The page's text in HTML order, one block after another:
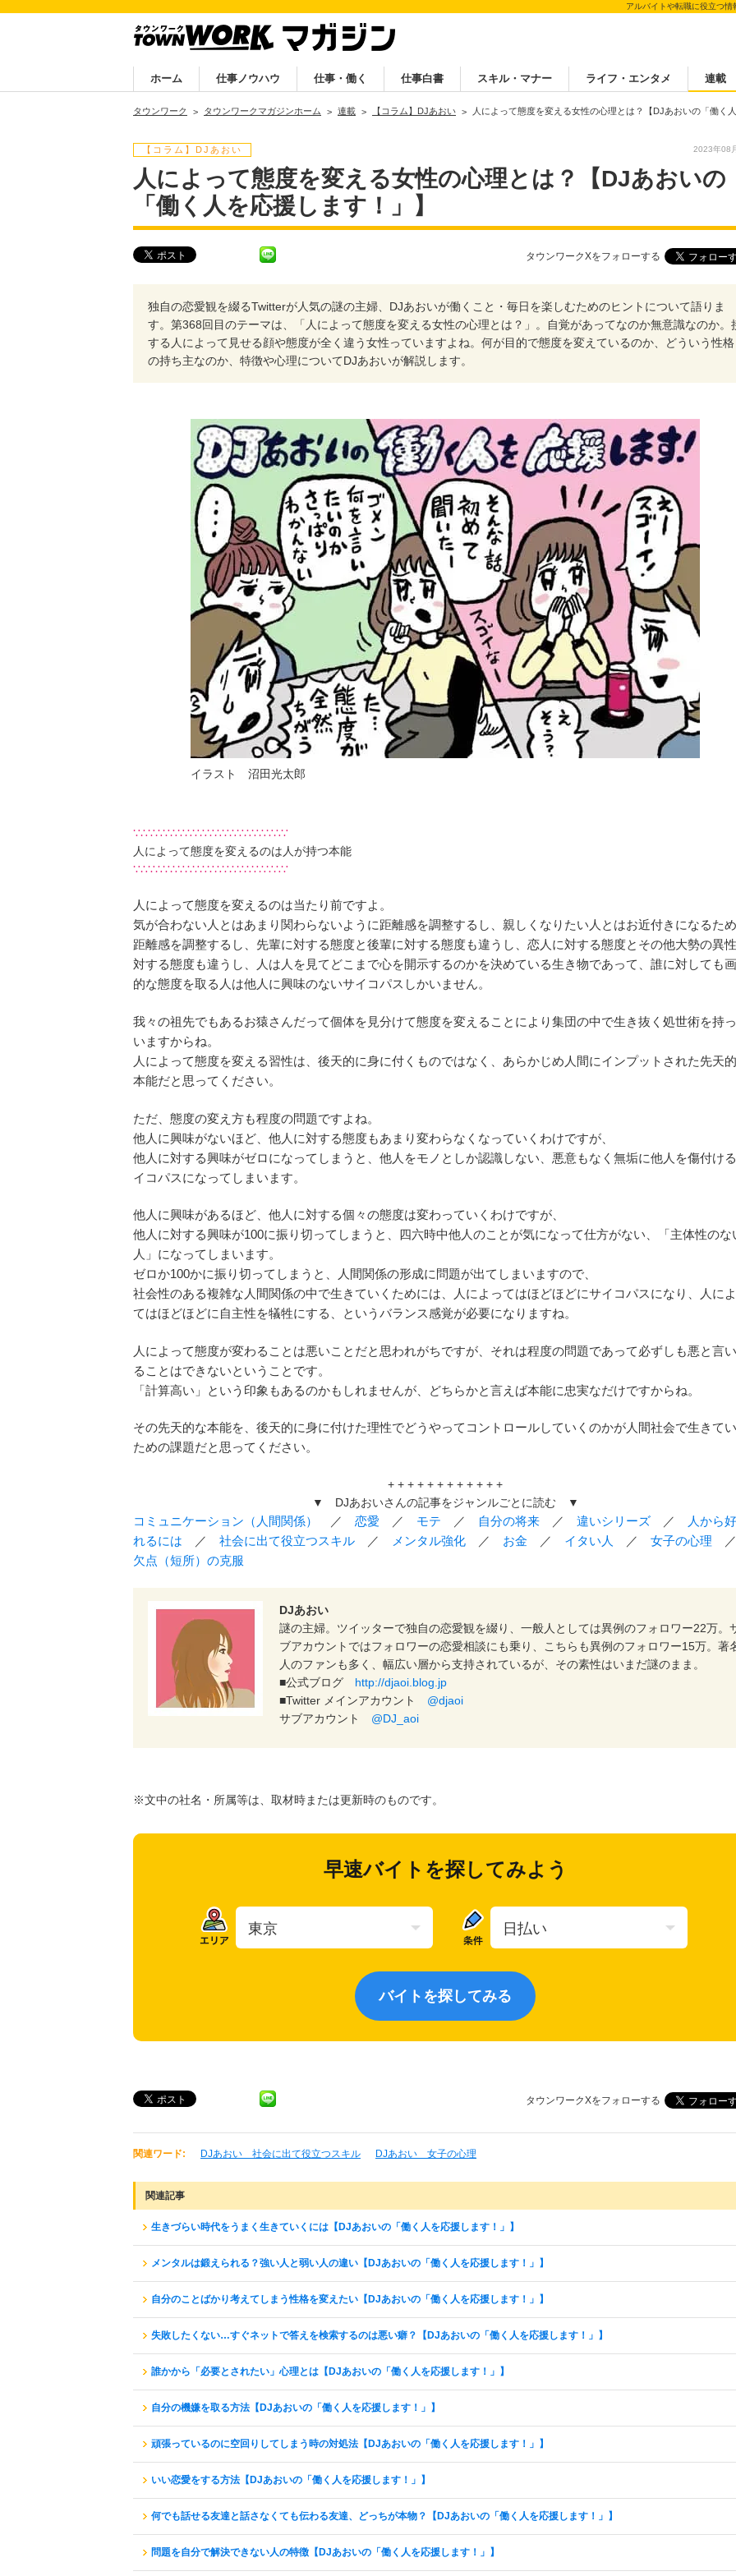
アルバイトや転職に役立つ情
ホーム 仕事ノウハウ 仕事・働く 仕事白書 スキル・マナー ライフ・エンタメ 連載
タウンワーク タウンワークマガジンホーム 連載 【コラム】DJあおい 人によって態度を変える女性の心理とは？【DJあおいの「働く
【コラム】DJあおい 2023年08
人によって態度を変える女性の心理とは？【DJあおいの
「働く人を応援します！」】
タウンワークXをフォローする
独自の恋愛観を綴るTwitterが人気の謎の主婦、DJあおいが働くこと・毎日を楽しむためのヒントについて語りま
す。第368回目のテーマは、「人によって態度を変える女性の心理とは？」。自覚があってなのか無意識なのか。
する人によって見せる顔や態度が全く違う女性っていますよね。何が目的で態度を変えているのか、どういう性格
の持ち主なのか、特徴や心理についてDJあおいが解説します。
イラスト 沼田光太郎
∵∴∵∴∵∴∵∴∵∴∵∴∵∴∵∴∵∴∵∴∵
人によって態度を変えるのは人が持つ本能
∵∴∵∴∵∴∵∴∵∴∵∴∵∴∵∴∵∴∵∴∵
人によって態度を変えるのは当たり前ですよ。
気が合わない人とはあまり関わらないように距離感を調整するし、親しくなりたい人とはお近付きになるた
距離感を調整するし、先輩に対する態度と後輩に対する態度も違うし、恋人に対する態度とその他大勢の異
対する態度も違うし、人は人を見てどこまで心を開示するのかを決めている生き物であって、誰に対しても
的な態度を取る人は他人に興味のないサイコパスしかいません。
我々の祖先でもあるお猿さんだって個体を見分けて態度を変えることにより集団の中で生き抜く処世術を持
いますからね。
人によって態度を変える習性は、後天的に身に付くものではなく、あらかじめ人間にインプットされた先天
本能だと思ってください。
ただ、態度の変え方も程度の問題ですよね。
他人に興味がないほど、他人に対する態度もあまり変わらなくなっていくわけですが、
他人に対する興味がゼロになってしまうと、他人をモノとしか認識しない、悪意もなく無垢に他人を傷付け
イコパスになってしまいます。
他人に興味があるほど、他人に対する個々の態度は変わっていくわけですが、
他人に対する興味が100に振り切ってしまうと、四六時中他人のことが気になって仕方がない、「主体性のな
人」になってしまいます。
ゼロか100かに振り切ってしまうと、人間関係の形成に問題が出てしまいますので、
社会性のある複雑な人間関係の中で生きていくためには、人によってはほどほどにサイコパスになり、人に
てはほどほどに自主性を犠牲にする、というバランス感覚が必要になりますね。
人によって態度が変わることは悪いことだと思われがちですが、それは程度の問題であって必ずしも悪と言
ることはできないということです。
「計算高い」という印象もあるのかもしれませんが、どちらかと言えば本能に忠実なだけですからね。
その先天的な本能を、後天的に身に付けた理性でどうやってコントロールしていくのかが人間社会で生きてい
ための課題だと思ってください。
+ + + + + + + + + + + +
▼ DJあおいさんの記事をジャンルごとに読む ▼
コミュニケーション（人間関係） ／ 恋愛 ／ モテ ／ 自分の将来 ／ 違いシリーズ ／
人から
れるには ／ 社会に出て役立つスキル ／ メンタル強化 ／ お金 ／ イタい人 ／ 女子の心理
欠点（短所）の克服
DJあおい
謎の主婦。ツイッターで独自の恋愛観を綴り、一般人としては異例のフォロワー22万。
ブアカウントではフォロワーの恋愛相談にも乗り、こちらも異例のフォロワー15万。著
人のファンも多く、幅広い層から支持されているが、その素性はいまだ謎のまま。
■公式ブログ http://djaoi.blog.jp
■Twitter メインアカウント @djaoi
サブアカウント @DJ_aoi
※文中の社名・所属等は、取材時または更新時のものです。
早速バイトを探してみよう
タウンワークXをフォローする
関連ワード: DJあおい 社会に出て役立つスキル DJあおい 女子の心理
関連記事
生きづらい時代をうまく生きていくには【DJあおいの「働く人を応援します！」】
メンタルは鍛えられる？強い人と弱い人の違い【DJあおいの「働く人を応援します！」】
自分のことばかり考えてしまう性格を変えたい【DJあおいの「働く人を応援します！」】
失敗したくない…すぐネットで答えを検索するのは悪い癖？【DJあおいの「働く人を応援します！」】
誰かから「必要とされたい」心理とは【DJあおいの「働く人を応援します！」】
自分の機嫌を取る方法【DJあおいの「働く人を応援します！」】
頑張っているのに空回りしてしまう時の対処法【DJあおいの「働く人を応援します！」】
いい恋愛をする方法【DJあおいの「働く人を応援します！」】
何でも話せる友達と話さなくても伝わる友達、どっちが本物？【DJあおいの「働く人を応援します！」】
問題を自分で解決できない人の特徴【DJあおいの「働く人を応援します！」】